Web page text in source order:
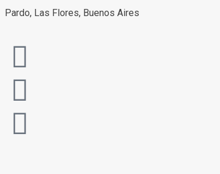
Pardo, Las Flores, Buenos Aires